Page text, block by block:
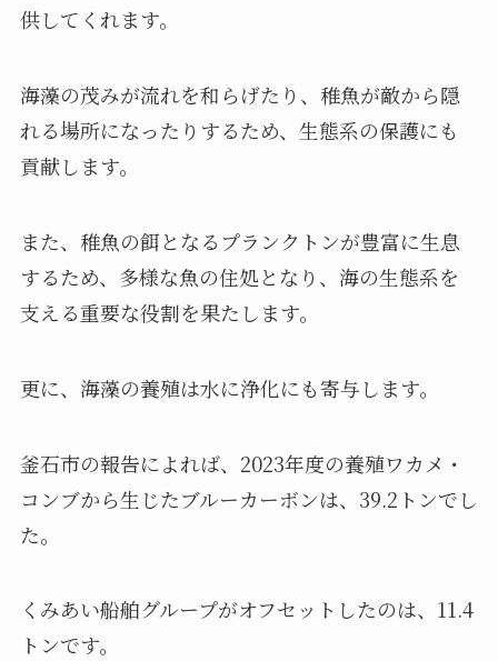
供してくれます。
海藻の茂みが流れを和らげたり、稚魚が敵から隠
れる場所になったりするため、生態系の保護にも
貢献します。
また、稚魚の餌となるプランクトンが豊富に生息
するため、多様な魚の住処となり、海の生態系を
支える重要な役割を果たします。
更に、海藻の養殖は水に浄化にも寄与します。
釜石市の報告によれば、2023年度の養殖ワカメ・
コンブから生じたブルーカーボンは、39.2トンでし
た。
くみあい船舶グループがオフセットしたのは、11.4
トンです。